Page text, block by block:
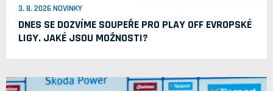
3. 8. 2026 NOVINKY
DNES SE DOZVÍME SOUPEŘE PRO PLAY OFF EVROPSKÉ
LIGY. JAKÉ JSOU MOŽNOSTI?